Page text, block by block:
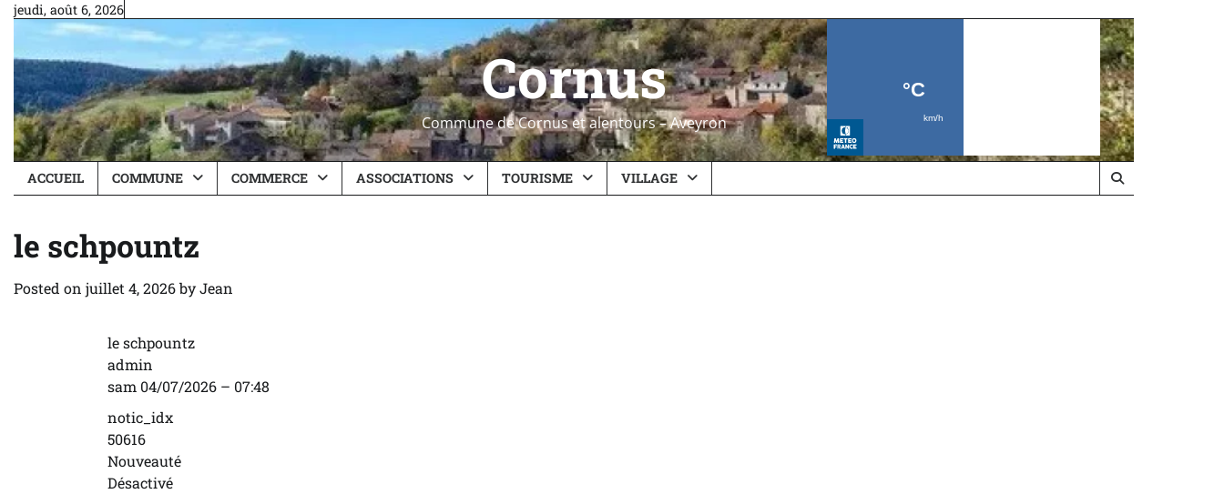
Skip
content
jeudi, août 6, 2026
Cornus
Commune de Cornus et alentours – Aveyron
ACCUEIL COMMUNE COMMERCE ASSOCIATIONS TOURISME VILLAGE
le schpountz
Posted on juillet 4, 2026byJean
le schpountz
admin
sam 04/07/2026 – 07:48
notic_idx
50616
Nouveauté
Désactivé